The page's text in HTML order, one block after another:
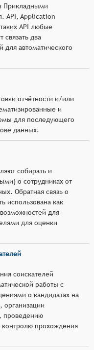
Прикладными
API, Application
API любые
связать два
автоматического
отчётности и/или
и
для последующего
данных.
собирать и
о сотрудниках от
Обратная связь о
использована как
для
для оценки
соискателей
работы с
о кандидатах на
проведению
контролю прохождения